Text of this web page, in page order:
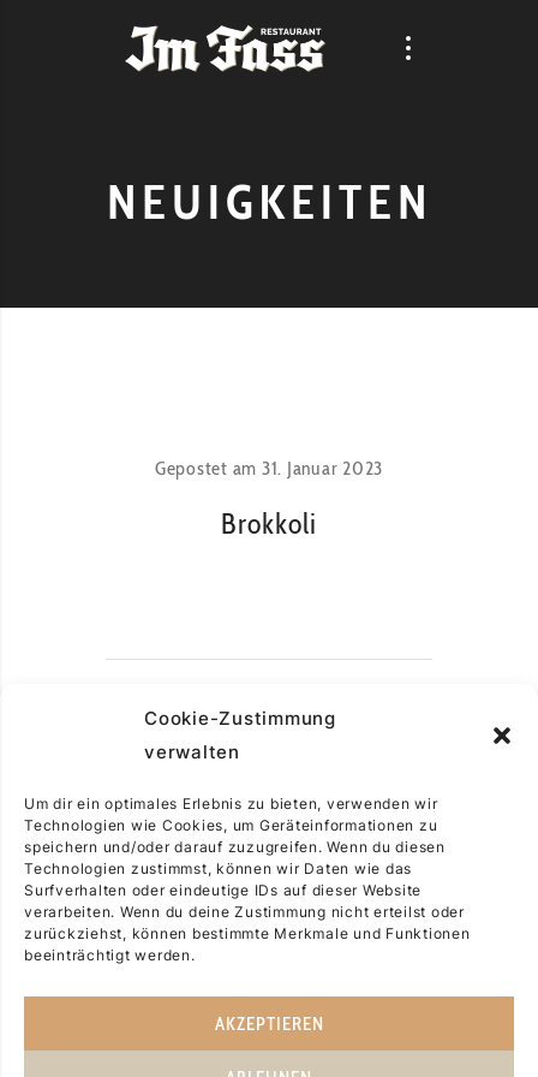
Cookie-Zustimmung
verwalten
Um dir ein optimales Erlebnis zu bieten, verwenden wir
Technologien wie Cookies, um Geräteinformationen zu
speichern und/oder darauf zuzugreifen. Wenn du diesen
Technologien zustimmst, können wir Daten wie das
Surfverhalten oder eindeutige IDs auf dieser Website
verarbeiten. Wenn du deine Zustimmung nicht erteilst oder
zurückziehst, können bestimmte Merkmale und Funktionen
beeinträchtigt werden.
AKZEPTIEREN
NEUIGKEITEN
Gepostet am 31. Januar 2023
Brokkoli